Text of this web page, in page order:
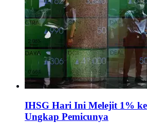
IHSG Hari Ini Melejit 1%
Ungkap Pemicunya